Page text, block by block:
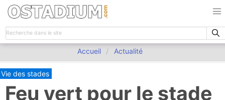
Accueil Actualité
Vie des stades
Feu vert pour le stade